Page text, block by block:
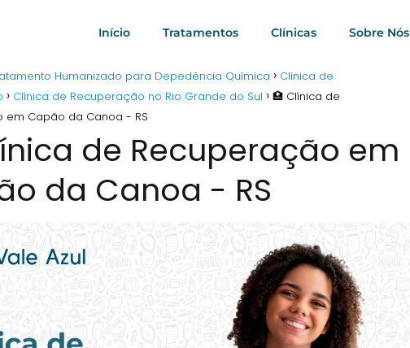
Início Tratamentos Clínicas Sobre Nós
Humanizado para Depedência Química
Clinica de
Clínica de Recuperação no Rio Grande do Sul
🏥 Clínica de
em Capão da Canoa - RS
de Recuperação em
da Canoa - RS